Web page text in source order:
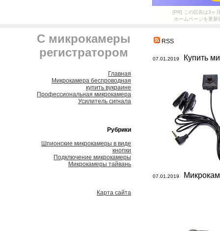
[PR] この広告は3ヶ
ホームページを更
С микрокамеры
регистратором
Главная
Микрокамера беспроводная
купить вукраине
Профессиональная микрокамера
Усилитель сигнала
Рубрики
Шпионские микрокамеры в виде
кнопки
Подключение микрокамеры
Микрокамеры тайвань
Карта сайта
RSS
07.01.2019 Купить
07.01.2019